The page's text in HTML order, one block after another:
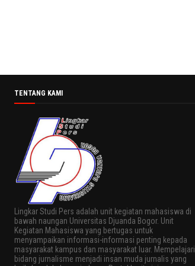
TENTANG KAMI
Lingkar Studi Pers adalah unit kegiatan mahasiswa di
bawah naungan Universitas Djuanda Bogor. Unit
Kegiatan Mahasiswa yang bertugas untuk
menyampaikan informasi-informasi penting kepada
masyarakat kampus dan masyarakat luar. Mempelajari
bidang jurnalisme menjadi insan muda jurnalis yang